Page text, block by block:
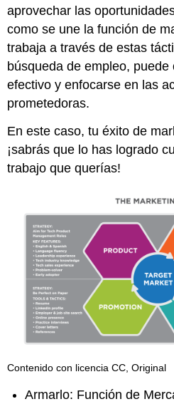
aprovechar las
como se une la función de
trabaja a través de estas
búsqueda de empleo, puede
efectivo y enfocarse en las
prometedoras.
En este caso, tu éxito de
¡sabrás que lo has logrado
trabajo que querías!
Contenido con licencia CC, Original
Armarlo: Función de